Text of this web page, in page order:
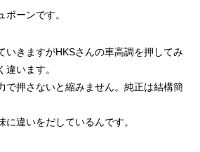
ボーンです。
いきますがHKSさんの車高調を押してみ
います。
で押さないと縮みません。純正は結構簡
に違いをだしているんです。